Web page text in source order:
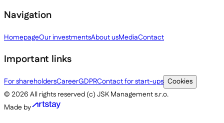
Navigation
HomepageOur investmentsAbout usMediaContact
Important links
For shareholdersCareerGDPRContact for start-ups Cookies
© 2026 All rights reserved (c) JSK Management s.r.o.
Made by